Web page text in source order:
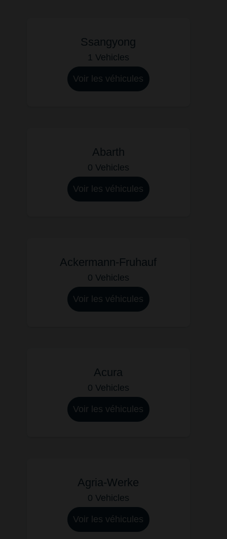
Ssangyong
1 Vehicles
Voir les véhicules
Abarth
0 Vehicles
Voir les véhicules
Ackermann-Fruhauf
0 Vehicles
Voir les véhicules
Acura
0 Vehicles
Voir les véhicules
Agria-Werke
0 Vehicles
Voir les véhicules